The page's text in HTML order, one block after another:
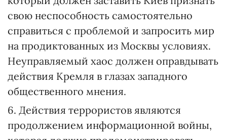
свою неспособность самостоятельно
справиться с проблемой и запросить мир
на продиктованных из Москвы условиях.
Неуправляемый хаос должен оправдывать
действия Кремля в глазах западного
общественного мнения.
6. Действия террористов являются
продолжением информационной войны,